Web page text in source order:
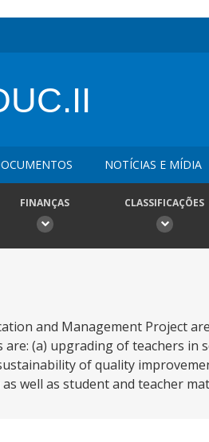
NOTÍCIAS E MÍDIA
FINANÇAS CLASSIFICAÇÕES
and Management Project
(a) upgrading of teachers in
of quality
well as student and teacher